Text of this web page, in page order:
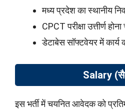
मध्य प्रदेश का स्थानीय
CPCT परीक्षा उत्तीर्ण होना
डेटाबेस सॉफ्टवेयर में
Salary
इस भर्ती में चयनित आवेदक को